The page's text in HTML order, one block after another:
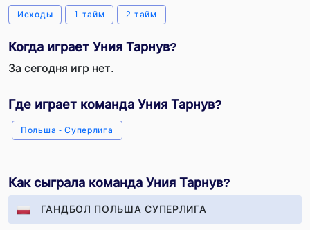
Исходы 1 тайм 2 тайм
Когда играет Уния Тарнув?
За сегодня игр нет.
Где играет команда Уния Тарнув?
Польша - Суперлига
Как сыграла команда Уния Тарнув?
ГАНДБОЛ ПОЛЬША СУПЕРЛИГА